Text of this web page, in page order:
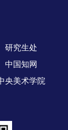
研究生处
中国知网
央美术学院